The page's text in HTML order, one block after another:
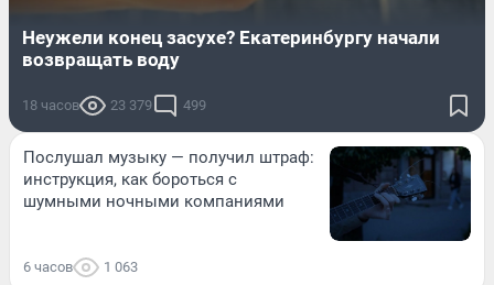
Неужели конец засухе? Екатеринбургу начали
возвращать воду
18 часов 23 379 499
Послушал музыку — получил штраф:
инструкция, как бороться с
шумными ночными компаниями
6 часов 1 063